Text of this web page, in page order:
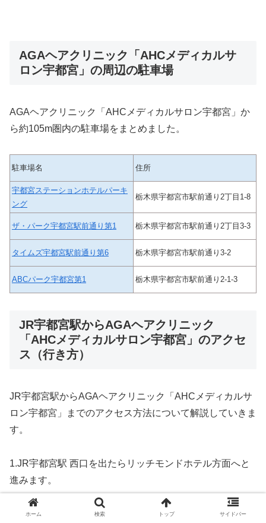
AGAヘアクリニック「AHCメディカルサ
ロン宇都宮」の周辺の駐車場
AGAヘアクリニック「AHCメディカルサロン宇都宮」か
ら約105m圏内の駐車場をまとめました。
駐車場名 住所
宇都宮ステーションホテルパーキ
ング
栃木県宇都宮市駅前通り2丁目1-8
ザ・パーク宇都宮駅前通り第1 栃木県宇都宮市駅前通り2丁目3-3
タイムズ宇都宮駅前通り第6 栃木県宇都宮市駅前通り3-2
ABCパーク宇都宮第1 栃木県宇都宮市駅前通り2-1-3
JR宇都宮駅からAGAヘアクリニック
「AHCメディカルサロン宇都宮」のアクセ
ス（行き方）
JR宇都宮駅からAGAヘアクリニック「AHCメディカルサ
ロン宇都宮」までのアクセス方法について解説していきま
す。
1.JR宇都宮駅 西口を出たらリッチモンドホテル方面へと
進みます。
ホーム 検索 トップ サイドバー